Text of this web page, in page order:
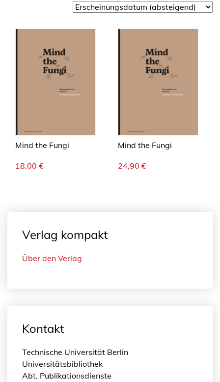
Mind the Fungi
18,00 €
Mind the Fungi
24,90 €
Verlag kompakt
Über den Verlag
Kontakt
Technische Universität Berlin
Universitätsbibliothek
Abt. Publikationsdienste